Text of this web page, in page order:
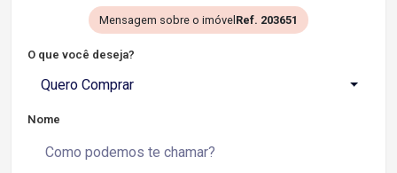
Mensagem sobre o imóvel Ref. 203651
O que você deseja?
Quero Comprar
Nome